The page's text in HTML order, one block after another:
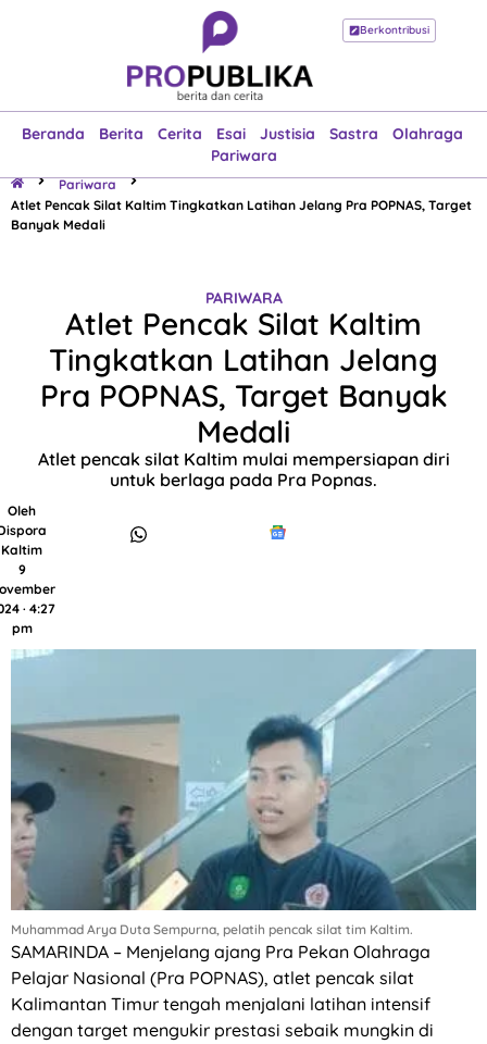
Berkontribusi
Beranda Berita Cerita Esai Justisia Sastra
Olahraga
Pariwara
Beranda
Esai
Justisia
Sastra
Olahraga
Pariwara
Pariwara
Atlet Pencak Silat Kaltim Tingkatkan Latihan Jelang Pra POPNAS, Target
Banyak Medali
PARIWARA
Atlet Pencak Silat Kaltim
Tingkatkan Latihan Jelang
Pra POPNAS, Target Banyak
Medali
Atlet pencak silat Kaltim mulai mempersiapan diri
untuk berlaga pada Pra Popnas.
Oleh
Kaltim
9
· 4:27
pm
Muhammad Arya Duta Sempurna, pelatih pencak silat tim Kaltim.
SAMARINDA – Menjelang ajang Pra Pekan Olahraga
Pelajar Nasional (Pra POPNAS), atlet pencak silat
Kalimantan Timur tengah menjalani latihan intensif
dengan target mengukir prestasi sebaik mungkin di